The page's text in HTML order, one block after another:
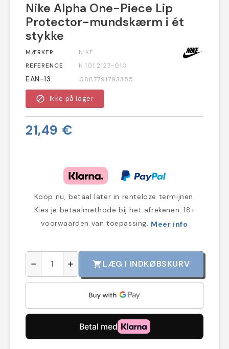
Nike Alpha One-Piece Lip
Protector-mundskærm i ét
stykke
MÆRKER
NIKE
REFERENCE
N.101.2127-010
EAN-13 0887791793355
block Ikke på lager
21,49 €
Koop nu, betaal later in renteloze termijnen.
Kies je betaalmethode bij het afrekenen. 18+
voorwaarden van toepassing. Meer info
remove add shopping_cart LÆG I INDKØBSKURV